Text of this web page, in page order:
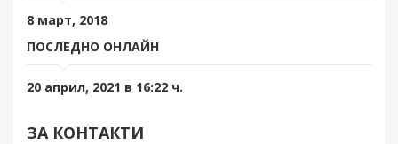
8 март, 2018
ПОСЛЕДНО ОНЛАЙН
20 април, 2021 в 16:22 ч.
ЗА КОНТАКТИ